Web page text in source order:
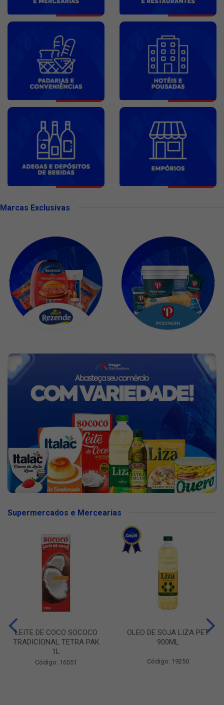
Marcas Exclusivas
Supermercados e Mercearias
LEITE DE COCO SOCOCO
TRADICIONAL TETRA PAK
1L
Código: 16551
OLEO DE SOJA LIZA PET
900ML
Código: 19250